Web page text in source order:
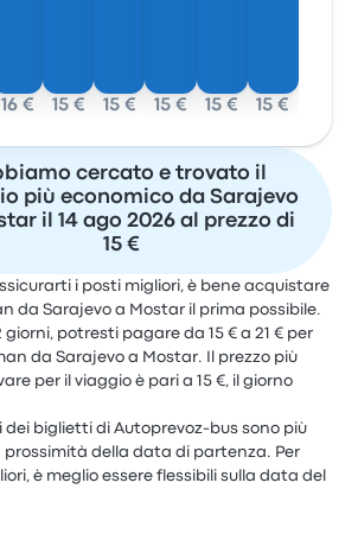
16 € 15 € 15 € 15 € 15 € 15 €
cercato e trovato il
più economico da Sarajevo
il 14 ago 2026 al prezzo di
15 €
i posti migliori, è bene acquistare
da Sarajevo a Mostar il prima possibile.
giorni, potresti pagare da 15 € a 21 € per
da Sarajevo a Mostar. Il prezzo più
per il viaggio è pari a 15 €, il giorno
dei biglietti di Autoprevoz-bus sono più
della data di partenza. Per
è meglio essere flessibili sulla data del